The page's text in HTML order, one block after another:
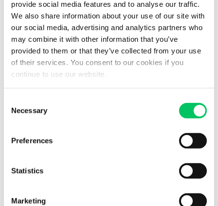
provide social media features and to analyse our traffic.
We also share information about your use of our site with
our social media, advertising and analytics partners who
may combine it with other information that you’ve
provided to them or that they’ve collected from your use
of their services. You consent to our cookies if you
continue to use our website.
Selection
Necessary
Preferences
Statistics
Marketing
Transportunternehmenanvertrauen. Auch wenn diese
Gebühren für den Warentransport und für die Erledigung
aller Zollformalitäten verrechnen, sobefreien Sie den
Käufer von allen Verantwortungen.
Spezialisierte Unternehmen kümmern sich praktisch
um alles, was nötig ist, um einen Warentransport in
mit allen zu zahlenden Kosten vor. Während die
Berechnung der Kosten für die Zollabfertigung, die Zölle,
Steuern usw. auf der Grundlage des deklarierten Werts der
Ware vorgenommen wird, der aus der beigefügten
den Posten für die Verwaltungskosten besonderes
Augenmerk geschenkt werden. Dieser an und für sich
Speditionsdienst festgelegten Kosten, um alle